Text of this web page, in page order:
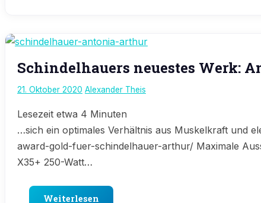
Bike
News
Schindelhauers neuestes Werk:
21. Oktober 2020 Alexander Theis
Lesezeit etwa 4 Minuten
…sich ein optimales Verhältnis aus Muskelkraft und
award-gold-fuer-schindelhauer-arthur/ Maximale
X35+ 250-Watt…
Weiterlesen